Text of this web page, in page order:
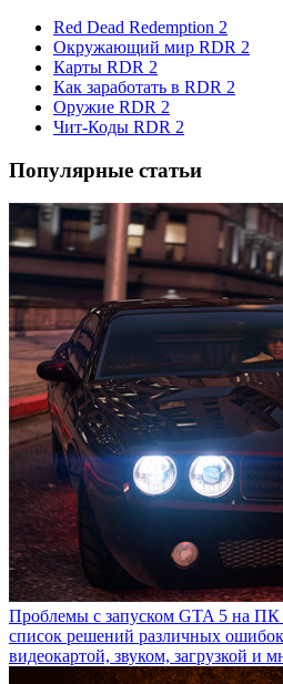
Red Dead Redemption 2
Окружающий мир RDR 2
Карты RDR 2
Как заработать в RDR 2
Оружие RDR 2
Чит-Коды RDR 2
Популярные статьи
Проблемы с запуском GTA 5 на
список решений различных
видеокартой, звуком, загрузкой и